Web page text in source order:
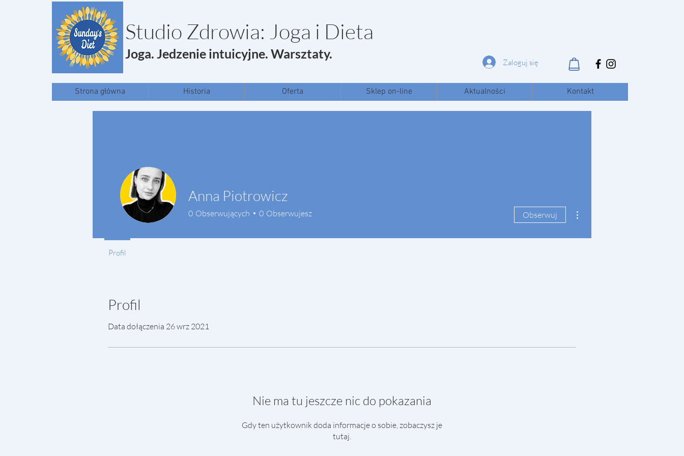
Studio Zdrowia: Joga i Dieta
Joga. Jedzenie intuicyjne. Warsztaty.
Zaloguj się
Strona główna Historia Oferta Sklep on-line Aktualności Kontakt
Profil
Data dołączenia 26 wrz 2021
Nie ma tu jeszcze nic do pokazania
Gdy ten użytkownik doda informacje o sobie, zobaczysz je
tutaj.
Anna Piotrowicz
0 Obserwujących 0 Obserwujesz Obserwuj
Profil